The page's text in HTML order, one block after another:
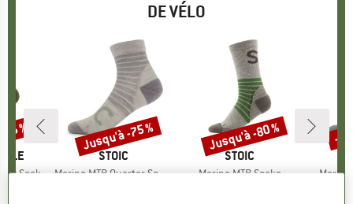
DE VÉLO
Sock
%
MARQUE
STOIC
Article
Merino MTB Quarter Socks
Remise
Jusqu'à -75 %
MARQUE
STOIC
Article
Merino MTB Socks
Remise
Jusqu'à -80 %
Article
-